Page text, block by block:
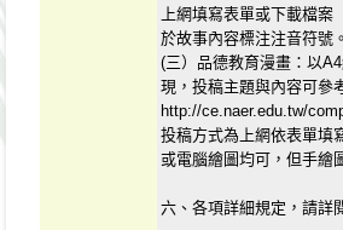
上網填寫表單或下載檔
於故事內容標注注音符號。
(三）品德教育漫畫：以
現，投稿主題與內容可參
http://ce.naer.edu.tw/
投稿方式為上網依表單填
或電腦繪圖均可，但手繪
六、各項詳細規定，請詳